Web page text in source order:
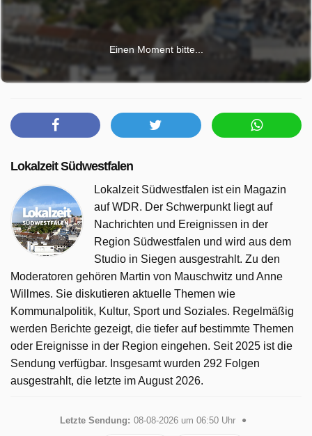
Einen Moment bitte...
Lokalzeit Südwestfalen
Lokalzeit Südwestfalen ist ein Magazin
auf WDR. Der Schwerpunkt liegt auf
Nachrichten und Ereignissen in der
Region Südwestfalen und wird aus dem
Studio in Siegen ausgestrahlt. Zu den
Moderatoren gehören Martin von Mauschwitz und Anne
Willmes. Sie diskutieren aktuelle Themen wie
Kommunalpolitik, Kultur, Sport und Soziales. Regelmäßig
werden Berichte gezeigt, die tiefer auf bestimmte Themen
oder Ereignisse in der Region eingehen. Seit 2025 ist die
Sendung verfügbar. Insgesamt wurden 292 Folgen
ausgestrahlt, die letzte im August 2026.
Letzte Sendung: 08-08-2026 um 06:50 Uhr